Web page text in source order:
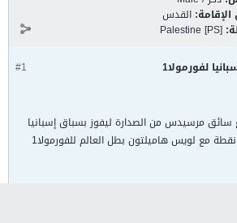
القدس
Palestine [PS]
#1 لفورمولا1
سائق مرسيدس من الصدارة ليفوز بسباق إسبانيا
ويقلص الفارق إلى عشرين نقطة مع لويس هاميلتون بطل العالم للفورمولا1